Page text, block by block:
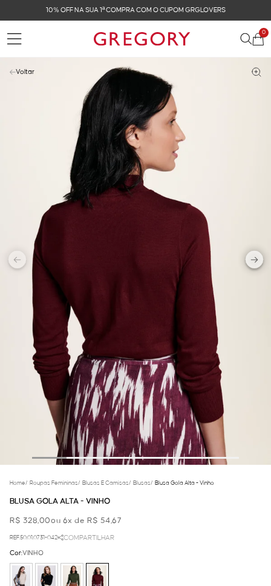
FRETE GRÁTIS NAS COMPRAS ACIMA DE
0
Voltar
Home/ Roupas Femininas/ Blusas E Camisas/ Blusas/ Blusa Gola Alta - Vinho
BLUSA GOLA ALTA - VINHO
R$ 328,00ou 6x de R$ 54,67
REF.50.01.0731-042 COMPARTILHAR
Cor:VINHO